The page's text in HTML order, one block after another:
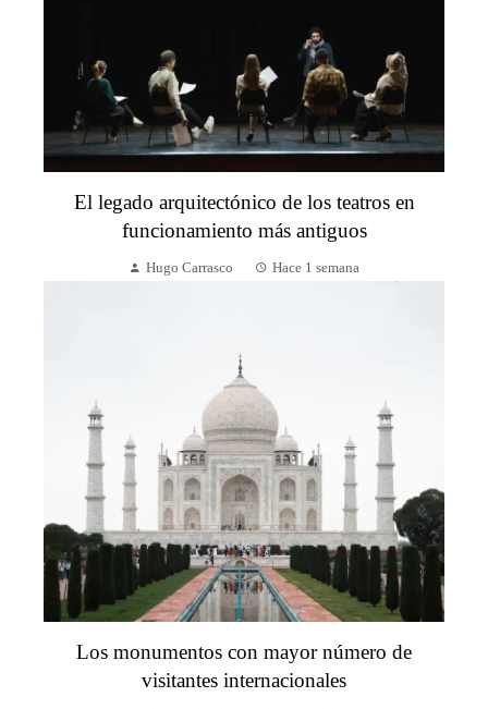
El legado arquitectónico de los teatros en
funcionamiento más antiguos
Hugo Carrasco Hace 1 semana
Los monumentos con mayor número de
visitantes internacionales